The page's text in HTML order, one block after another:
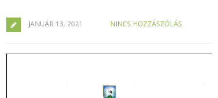
JANUÁR 13, 2021 NINCS HOZZÁSZÓLÁS